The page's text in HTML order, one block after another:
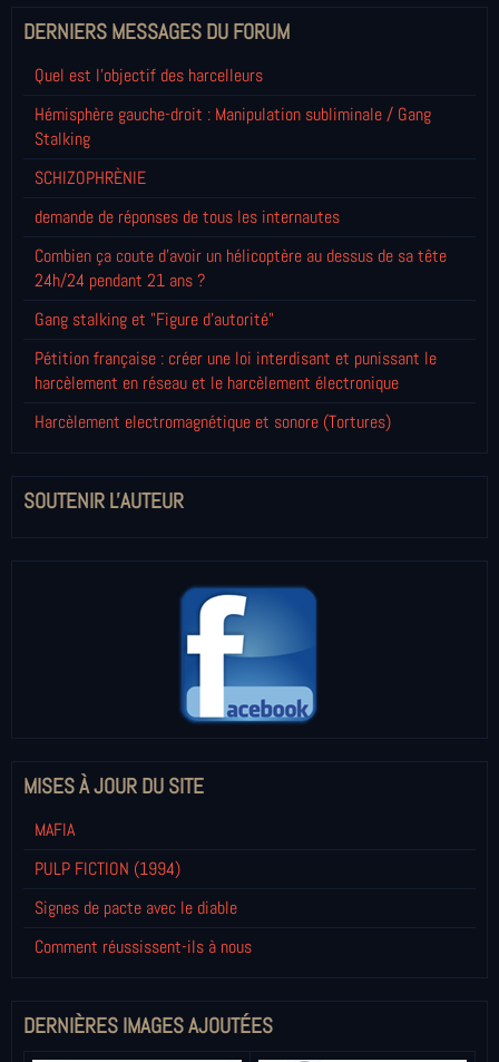
DERNIERS MESSAGES DU FORUM
Quel est l'objectif des harcelleurs
Hémisphère gauche-droit : Manipulation subliminale / Gang
Stalking
SCHIZOPHRÈNIE
demande de réponses de tous les internautes
Combien ça coute d'avoir un hélicoptère au dessus de sa tête
24h/24 pendant 21 ans ?
Gang stalking et "Figure d'autorité"
Pétition française : créer une loi interdisant et punissant le
harcèlement en réseau et le harcèlement électronique
Harcèlement electromagnétique et sonore (Tortures)
SOUTENIR L'AUTEUR
MISES À JOUR DU SITE
MAFIA
PULP FICTION (1994)
Signes de pacte avec le diable
Comment réussissent-ils à nous
DERNIÈRES IMAGES AJOUTÉES